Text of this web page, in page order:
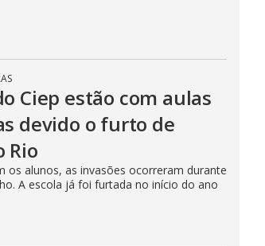
Ciep estão com aulas
devido o furto de
Rio
os alunos, as invasões ocorreram durante
A escola já foi furtada no início do ano